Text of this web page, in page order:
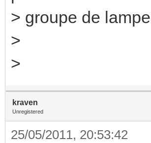
> groupe de
>
>
kraven
Unregistered
25/05/2011, 20:53:42